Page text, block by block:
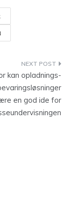
kan opladnings-
en god ide for